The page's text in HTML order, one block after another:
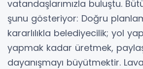
vatandaşlarımızla buluştu.
şunu gösteriyor: Doğru
kararlılıkla belediyecilik; yol
yapmak kadar üretmek,
dayanışmayı büyütmektir.